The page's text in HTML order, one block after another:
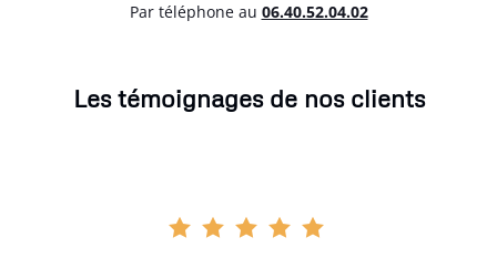
Par téléphone au 06.40.52.04.02
Les témoignages de nos clients